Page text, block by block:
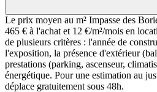
Le prix moyen au m² Impasse des
465 € à l'achat et 12 €/m²/mois en
de plusieurs critères : l'année de
l'exposition, la présence d'extérieur
prestations (parking, ascenseur,
énergétique. Pour une estimation au
déplace gratuitement sous 48h.